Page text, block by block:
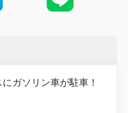
ガソリン車が駐車！